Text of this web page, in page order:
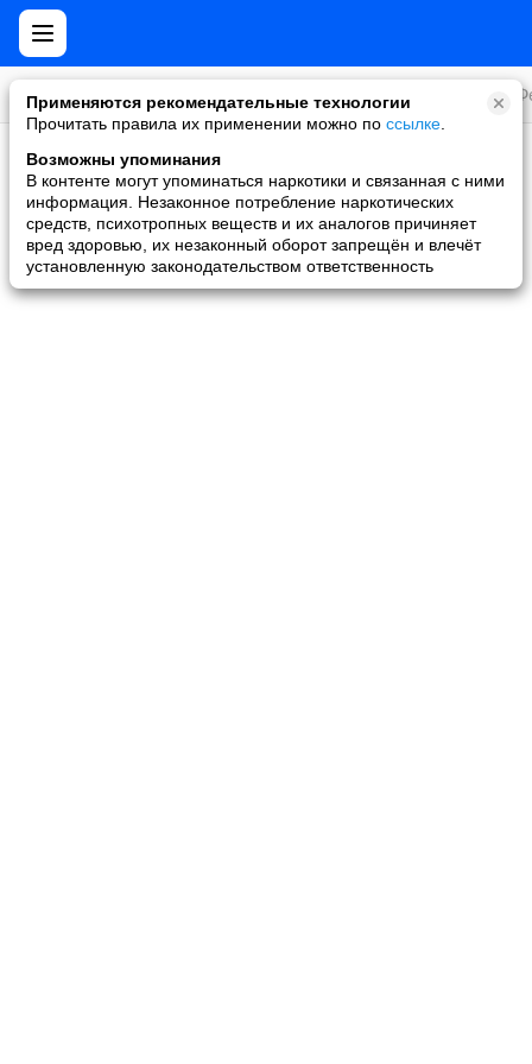
Все игры
Применяются рекомендательные технологии
Прочитать правила их применении можно по ссылке
Возможны упоминания
В контенте могут упоминаться наркотики и связанная с ними
информация. Незаконное потребление наркотических
средств, психотропных веществ и их аналогов причиняет
вред здоровью, их незаконный оборот запрещён и влечёт
установленную законодательством ответственность
Скидки и акции
Ни одной игры не найдено